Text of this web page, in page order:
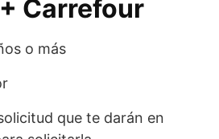
Carrefour
o más
que te darán en